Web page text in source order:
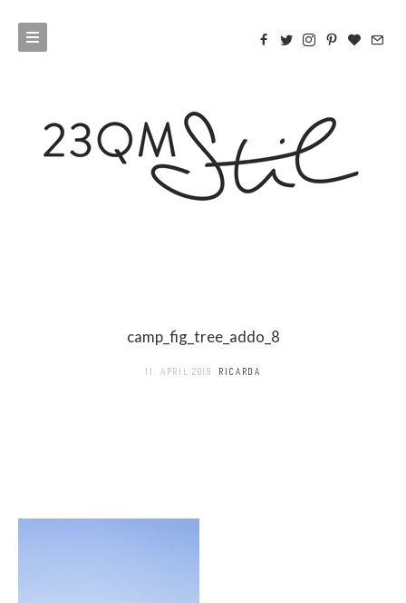
camp_fig_tree_addo_8
11. APRIL 2019 RICARDA